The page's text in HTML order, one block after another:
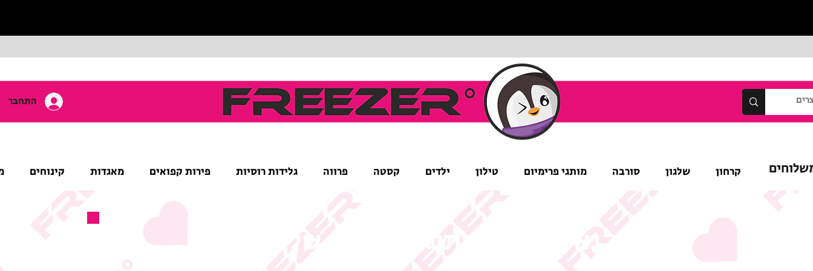
התחבר
קרחון שלגון סורבה מותגי פרימיום טילון ילדים קסטה פרווה גלידות רוסיות פירות קפואים מאגדות קינוחים
נא לשים לב לתנאי המבצע של המוצר